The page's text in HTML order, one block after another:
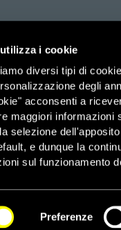
i cookie
diversi tipi di
degli
acconsenti a
maggiori
selezione
e dunque la
sul funzionamento
Preferenze
ISCRIVITI
Ludovico di Savoia 2b
– PEC:
4490243 – Email: